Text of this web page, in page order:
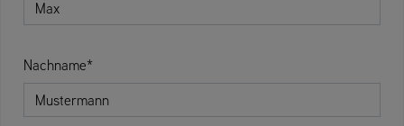
Nachname*